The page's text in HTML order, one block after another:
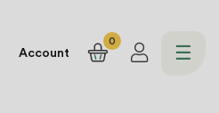
Account
0
☰